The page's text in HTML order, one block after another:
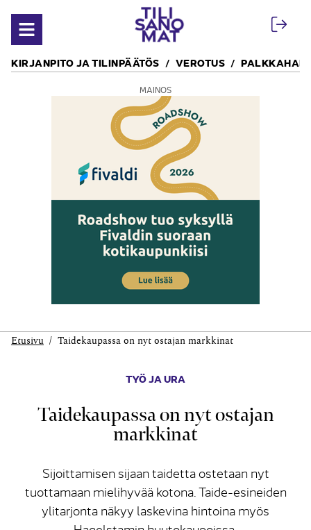
Avaa valikko
KIRJANPITO JA TILINPÄÄTÖS VEROTUS
MAINOS
Etusivu Taidekaupassa on nyt ostajan markkinat
TYÖ JA URA
Taidekaupassa on nyt ostajan
markkinat
Sijoittamisen sijaan taidetta ostetaan nyt
tuottamaan mielihyvää kotona. Taide-esineiden
ylitarjonta näkyy laskevina hintoina myös